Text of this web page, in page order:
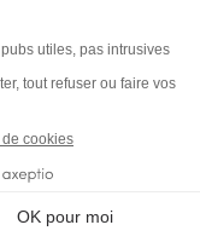
utiles, pas intrusives
tout refuser ou faire vos
cookies
OK pour moi